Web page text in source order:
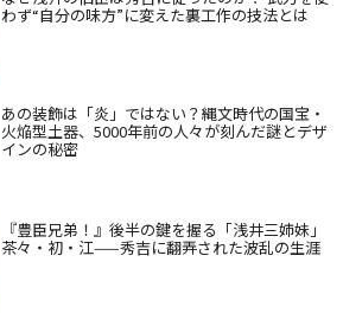
わず“自分の味方”に変えた裏工作の技法とは
あの装飾は「炎」ではない？縄文時代の国宝・
火焔型土器、5000年前の人々が刻んだ謎とデザ
インの秘密
『豊臣兄弟！』後半の鍵を握る「浅井三姉妹」
茶々・初・江——秀吉に翻弄された波乱の生涯